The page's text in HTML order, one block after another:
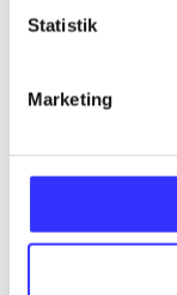
Statistik
Marketing
Artikler